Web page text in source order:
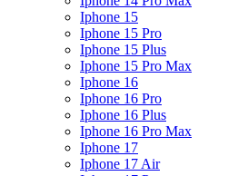
Iphone 15
Iphone 15 Pro
Iphone 15 Plus
Iphone 15 Pro Max
Iphone 16
Iphone 16 Pro
Iphone 16 Plus
Iphone 16 Pro Max
Iphone 17
Iphone 17 Air